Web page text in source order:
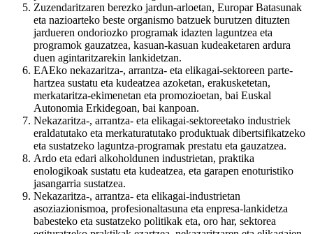
Zuzendaritzaren berezko jardun-arloetan, Europar Batasunak
eta nazioarteko beste organismo batzuek burutzen dituzten
jardueren ondoriozko programak idazten laguntzea eta
programok gauzatzea, kasuan-kasuan kudeaketaren ardura
duen agintaritzarekin lankidetzan.
EAEko nekazaritza-, arrantza- eta elikagai-sektoreen parte-
hartzea sustatu eta kudeatzea azoketan, erakusketetan,
merkataritza-ekimenetan eta promozioetan, bai Euskal
Autonomia Erkidegoan, bai kanpoan.
Nekazaritza-, arrantza- eta elikagai-sektoreetako industriek
eraldatutako eta merkaturatutako produktuak dibertsifikatzeko
eta sustatzeko laguntza-programak prestatu eta gauzatzea.
Ardo eta edari alkoholdunen industrietan, praktika
enologikoak sustatu eta kudeatzea, eta garapen enoturistiko
jasangarria sustatzea.
Nekazaritza-, arrantza- eta elikagai-industrietan
asoziazionismoa, profesionaltasuna eta enpresa-lankidetza
babesteko eta sustatzeko politikak eta, oro har, sektorea